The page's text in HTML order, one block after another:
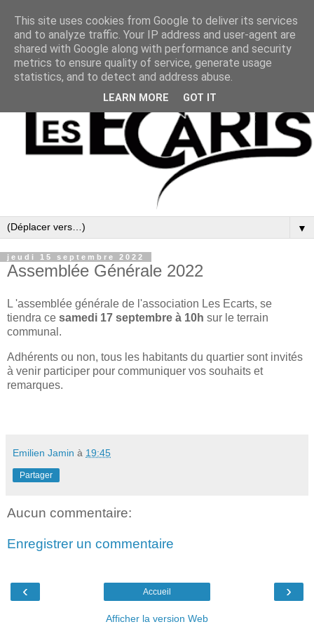
▼
jeudi 15 septembre 2022
Assemblée Générale 2022
L 'assemblée générale de l'association Les Ecarts, se
tiendra ce samedi 17 septembre à 10h sur le terrain
communal.
Adhérents ou non, tous les habitants du quartier sont invités
à venir participer pour communiquer vos souhaits et
remarques.
Emilien Jamin à 19:45
Partager
Aucun commentaire:
Enregistrer un commentaire
‹ ›
Accueil
Afficher la version Web
This site uses cookies from Google to deliver its services
and to analyze traffic. Your IP address and user-agent are
shared with Google along with performance and security
metrics to ensure quality of service, generate usage
statistics, and to detect and address abuse.
LEARN MORE GOT IT